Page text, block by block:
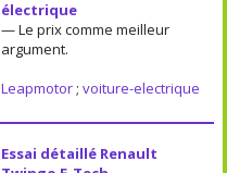
électrique
— Le prix comme meilleur
argument.
Leapmotor; voiture-electrique
Essai détaillé Renault